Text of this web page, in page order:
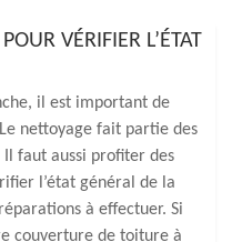
VÉRIFIER L’ÉTAT
il est important de
nettoyage fait partie des
faut aussi profiter des
l’état général de la
à effectuer. Si
couverture de toiture à